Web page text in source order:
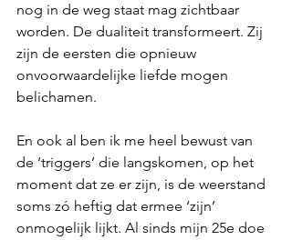
nog in de weg staat mag zichtbaar
worden. De dualiteit transformeert. Zij
zijn de eersten die opnieuw
onvoorwaardelijke liefde mogen
belichamen.
En ook al ben ik me heel bewust van
de ‘triggers’ die langskomen, op het
moment dat ze er zijn, is de weerstand
soms zó heftig dat ermee ‘zijn’
onmogelijk lijkt. Al sinds mijn 25e doe